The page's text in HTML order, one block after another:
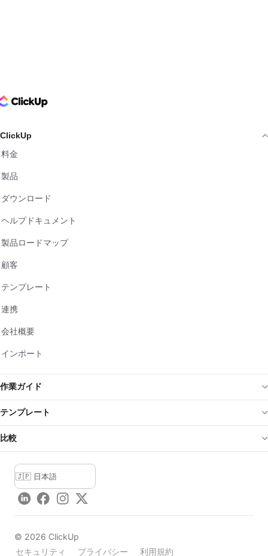
Logo
ClickUp
料金
製品
ダウンロード
ヘルプドキュメント
製品ロードマップ
顧客
テンプレート
連携
会社概要
インポート
作業ガイド
テンプレート
比較
LinkedInFacebook
Instagram
Twitter
© 2026 ClickUp
セキュリティ
プライバシー 利用規約